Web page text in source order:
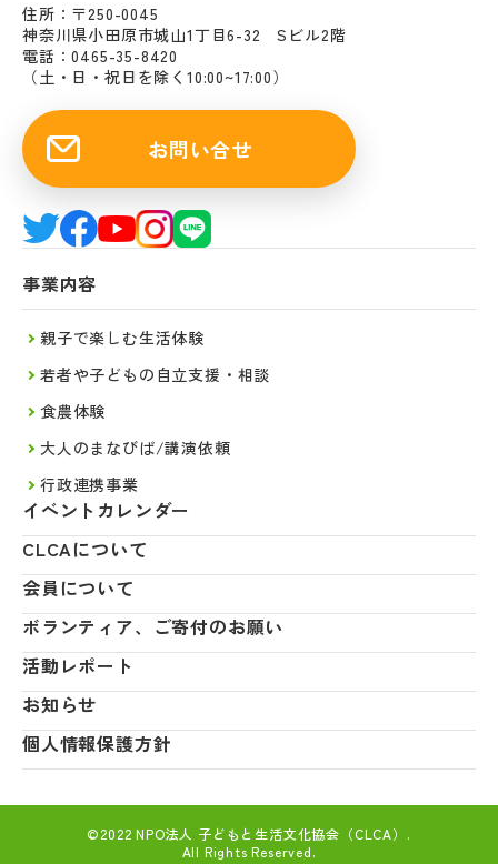
住所：〒250-0045
神奈川県小田原市城山1丁目6-32 Sビル2階
電話：0465-35-8420
（土・日・祝日を除く10:00~17:00）
お問い合せ
事業内容
親子で楽しむ生活体験
若者や子どもの自立支援・相談
食農体験
大人のまなびば/講演依頼
行政連携事業
イベントカレンダー
CLCAについて
会員について
ボランティア、ご寄付のお願い
活動レポート
お知らせ
個人情報保護方針
©2022 NPO法人 子どもと生活文化協会（CLCA）.
All Rights Reserved.